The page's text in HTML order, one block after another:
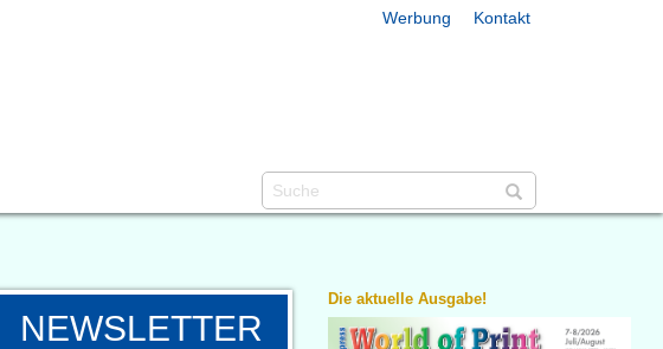
Werbung Kontakt
NEWSLETTER
Die aktuelle Ausgabe!